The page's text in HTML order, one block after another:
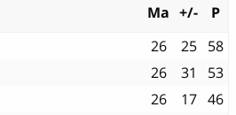
Ma +/-
P
26 25
58
26 31
53
26 17 46